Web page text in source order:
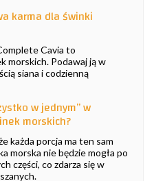
karma dla świnki
Cavia to
morskich. Podawaj ją w
siana i codzienną
w jednym” w
morskich?
każda porcja ma ten sam
morska nie będzie mogła po
części, co zdarza się w